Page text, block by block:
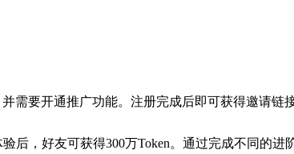
需要开通推广功能。注册完成后即可获得邀请链
，好友可获得300万Token。通过完成不同的进